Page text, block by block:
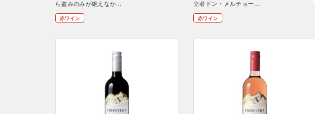
ら盗みのみが絶えなか…
赤ワイン
立者ドン・メルチョー…
赤ワイン